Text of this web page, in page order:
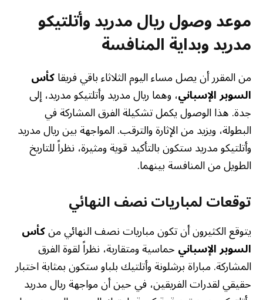
موعد وصول ريال مدريد وأتلتيكو
مدريد وبداية المنافسة
من المقرر أن يصل مساء اليوم الثلاثاء باقي فريقاكأس
السوبر الإسباني، وهما ريال مدريد وأتلتيكو مدريد، إلى
جدة. هذا الوصول يكمل تشكيلة الفرق المشاركة في
البطولة، ويزيد من الإثارة والترقب. المواجهة بين ريال مدريد
وأتلتيكو مدريد ستكون بالتأكيد قوية ومثيرة، نظراً للتاريخ
الطويل من المنافسة بينهما.
توقعات لمباريات نصف النهائي
يتوقع الكثيرون أن تكون مباريات نصف النهائي منكأس
السوبر الإسبانيحماسية ومتقاربة، نظراً لقوة الفرق
المشاركة. مباراة برشلونة وأتلتيك بلباو ستكون بمثابة اختبار
حقيقي لقدرات الفريقين، في حين أن مواجهة ريال مدريد